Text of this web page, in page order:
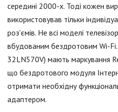
середині 2000-х. Тоді кожен
використовував тільки
роз'ємів. Не всі моделі
вбудованим бездротовим Wi-Fi.
32LN570V) мають маркування
що бездротового модуля
отримати необхідну
адаптером.